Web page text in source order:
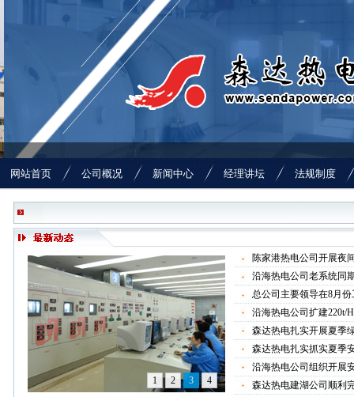
网站首页 公司概况 新闻中心 经理讲坛 法规制度
1 2 3 4
陈家港热电公司开展夜
沿海热电公司老系统同
总公司主要领导在8月
沿海热电公司扩建220t/
森达热电扎实开展夏季
森达热电扎实抓实夏季
沿海热电公司组织开展
森达热电建湖公司顺利